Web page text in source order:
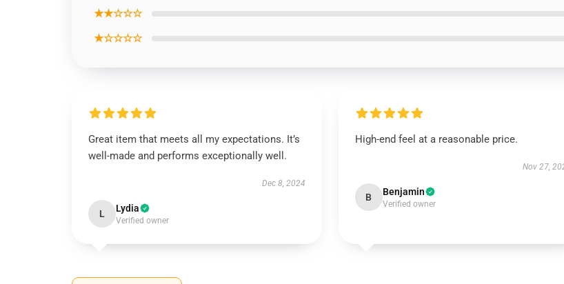
★★☆☆☆
★☆☆☆☆
Great item that meets all my expectations. It’s
well-made and performs exceptionally well.
Dec 8, 2024
L Lydia
Verified owner
High-end feel at a reasonable price.
Nov 27,
B Benjamin
Verified owner